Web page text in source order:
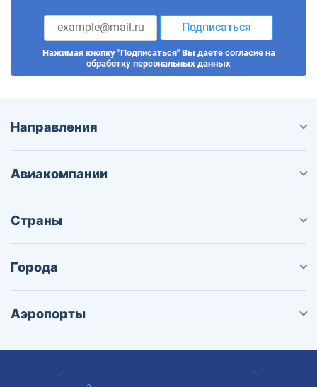
Подписаться
Нажимая кнопку "Подписаться" Вы даете согласие на
обработку персональных данных
Направления
Авиакомпании
Страны
Города
Аэропорты